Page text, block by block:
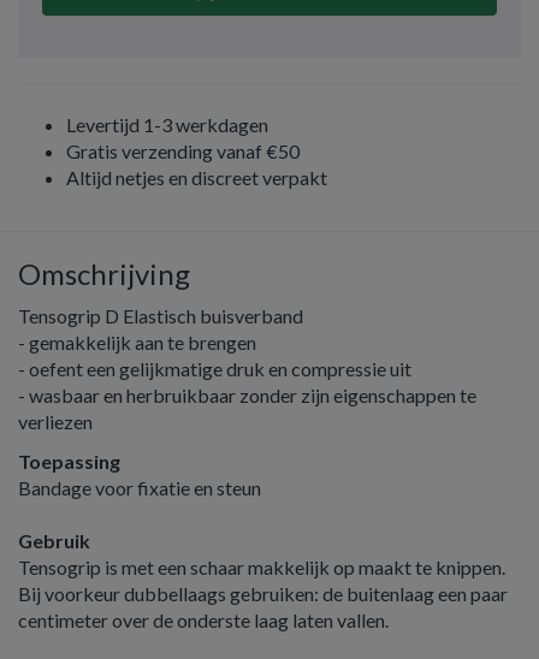
Levertijd 1-3 werkdagen
Gratis verzending vanaf €50
Altijd netjes en discreet verpakt
Omschrijving
Tensogrip D Elastisch buisverband
- gemakkelijk aan te brengen
- oefent een gelijkmatige druk en compressie uit
- wasbaar en herbruikbaar zonder zijn eigenschappen te
verliezen
Toepassing
Bandage voor fixatie en steun
Gebruik
Tensogrip is met een schaar makkelijk op maakt te knippen.
Bij voorkeur dubbellaags gebruiken: de buitenlaag een paar
centimeter over de onderste laag laten vallen.